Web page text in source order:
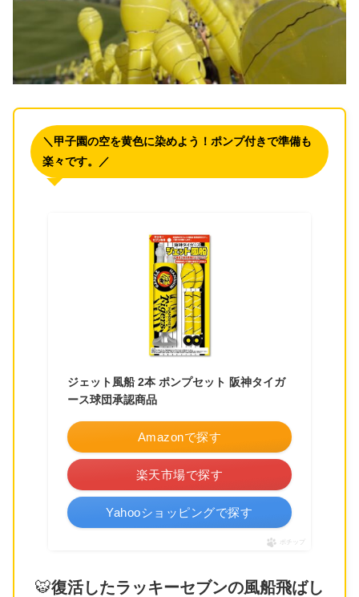
＼甲子園の空を黄色に染めよう！ポンプ付きで準備も
楽々です。／
ジェット風船 2本 ポンプセット 阪神タイガ
ース球団承認商品
Amazonで探す
楽天市場で探す
Yahooショッピングで探す
ポチップ
🐯復活したラッキーセブンの風船飛ばし